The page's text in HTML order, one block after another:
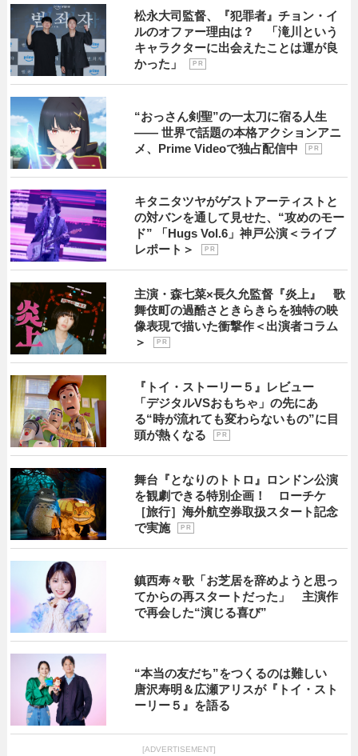
松永大司監督、『犯罪者』チョン・イ
ルのオファー理由は？ 「滝川という
キャラクターに出会えたことは運が良
かった」
P R
“おっさん剣聖”の一太刀に宿る人生
―― 世界で話題の本格アクションアニ
メ、Prime Videoで独占配信中
P R
キタニタツヤがゲストアーティストと
の対バンを通して見せた、“攻めのモー
ド” 「Hugs Vol.6」神戸公演＜ライブ
レポート＞
P R
主演・森七菜×長久允監督『炎上』 歌
舞伎町の過酷さときらきらを独特の映
像表現で描いた衝撃作＜出演者コラム
＞
P R
『トイ・ストーリー５』レビュー
「デジタルVSおもちゃ」の先にあ
る“時が流れても変わらないもの”に目
頭が熱くなる
P R
舞台『となりのトトロ』ロンドン公演
を観劇できる特別企画！ ローチケ
［旅行］海外航空券取扱スタート記念
で実施
P R
鎮西寿々歌「お芝居を辞めようと思っ
てからの再スタートだった」 主演作
で再会した“演じる喜び”
“本当の友だち”をつくるのは難しい
唐沢寿明＆広瀬アリスが『トイ・スト
ーリー５』を語る
[ADVERTISEMENT]